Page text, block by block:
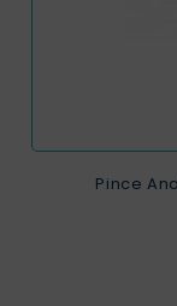
Pince